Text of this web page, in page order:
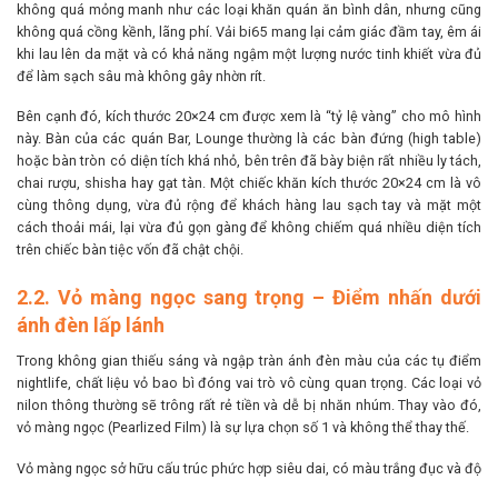
không quá mỏng manh như các loại khăn quán ăn bình dân, nhưng cũng
không quá cồng kềnh, lãng phí. Vải bi65 mang lại cảm giác đầm tay, êm ái
khi lau lên da mặt và có khả năng ngậm một lượng nước tinh khiết vừa đủ
để làm sạch sâu mà không gây nhờn rít.
Bên cạnh đó, kích thước 20×24 cm được xem là “tỷ lệ vàng” cho mô hình
này. Bàn của các quán Bar, Lounge thường là các bàn đứng (high table)
hoặc bàn tròn có diện tích khá nhỏ, bên trên đã bày biện rất nhiều ly tách,
chai rượu, shisha hay gạt tàn. Một chiếc khăn kích thước 20×24 cm là vô
cùng thông dụng, vừa đủ rộng để khách hàng lau sạch tay và mặt một
cách thoải mái, lại vừa đủ gọn gàng để không chiếm quá nhiều diện tích
trên chiếc bàn tiệc vốn đã chật chội.
2.2. Vỏ màng ngọc sang trọng – Điểm nhấn dưới
ánh đèn lấp lánh
Trong không gian thiếu sáng và ngập tràn ánh đèn màu của các tụ điểm
nightlife, chất liệu vỏ bao bì đóng vai trò vô cùng quan trọng. Các loại vỏ
nilon thông thường sẽ trông rất rẻ tiền và dễ bị nhăn nhúm. Thay vào đó,
vỏ màng ngọc (Pearlized Film) là sự lựa chọn số 1 và không thể thay thế.
Vỏ màng ngọc sở hữu cấu trúc phức hợp siêu dai, có màu trắng đục và độ